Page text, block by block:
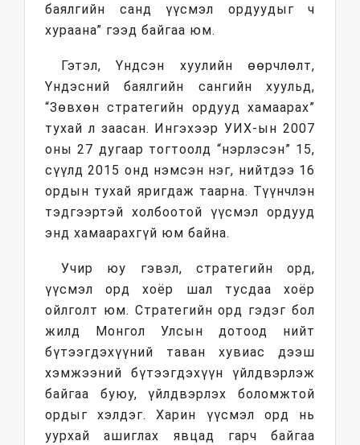
баялгийн санд үүсмэл ордуудыг ч
хураана” гээд байгаа юм.
Гэтэл, Үндсэн хуулийн өөрчлөлт,
Үндэсний баялгийн сангийн хуульд,
“Зөвхөн стратегийн ордууд хамаарах”
тухай л заасан. Ингэхээр УИХ-ын 2007
оны 27 дугаар тогтоолд “нэрлэсэн” 15,
сүүлд 2015 онд нэмсэн нэг, нийтдээ 16
ордын тухай яригдаж таарна. Түүнчлэн
тэдгээртэй холбоотой үүсмэл ордууд
энд хамаарахгүй юм байна.
Учир юу гэвэл, стратегийн орд,
үүсмэл орд хоёр шал тусдаа хоёр
ойлголт юм. Стратегийн орд гэдэг бол
жилд Монгол Улсын дотоод нийт
бүтээгдэхүүний таван хувиас дээш
хэмжээний бүтээгдэхүүн үйлдвэрлэж
байгаа буюу, үйлдвэрлэх боломжтой
ордыг хэлдэг. Харин үүсмэл орд нь
уурхай ашиглах явцад гарч байгаа